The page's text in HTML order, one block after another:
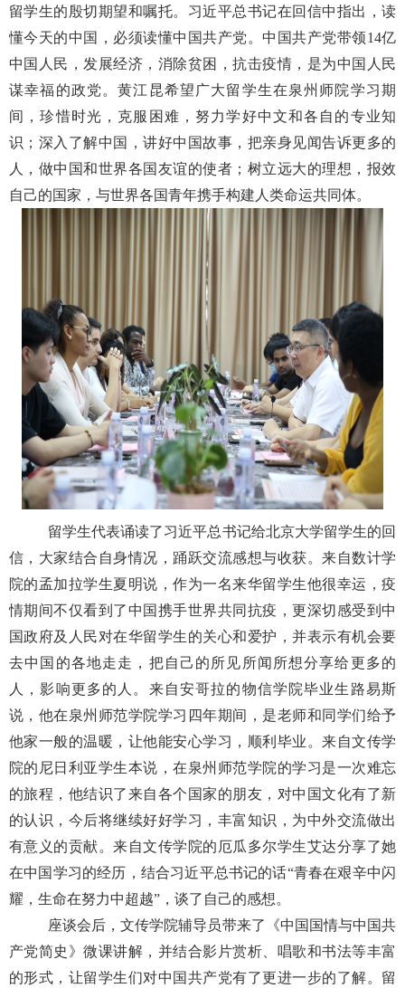
留学生的殷切期望和嘱托。习近平总书记在回信中指出，读
懂今天的中国，必须读懂中国共产党。中国共产党带领14亿
中国人民，发展经济，消除贫困，抗击疫情，是为中国人民
谋幸福的政党。黄江昆希望广大留学生在泉州师院学习期
间，珍惜时光，克服困难，努力学好中文和各自的专业知
识；深入了解中国，讲好中国故事，把亲身见闻告诉更多的
人，做中国和世界各国友谊的使者；树立远大的理想，报效
自己的国家，与世界各国青年携手构建人类命运共同体。
留学生代表诵读了习近平总书记给北京大学留学生的回
信，大家结合自身情况，踊跃交流感想与收获。来自数计学
院的孟加拉学生夏明说，作为一名来华留学生他很幸运，疫
情期间不仅看到了中国携手世界共同抗疫，更深切感受到中
国政府及人民对在华留学生的关心和爱护，并表示有机会要
去中国的各地走走，把自己的所见所闻所想分享给更多的
人，影响更多的人。来自安哥拉的物信学院毕业生路易斯
说，他在泉州师范学院学习四年期间，是老师和同学们给予
他家一般的温暖，让他能安心学习，顺利毕业。来自文传学
院的尼日利亚学生本说，在泉州师范学院的学习是一次难忘
的旅程，他结识了来自各个国家的朋友，对中国文化有了新
的认识，今后将继续好好学习，丰富知识，为中外交流做出
有意义的贡献。来自文传学院的厄瓜多尔学生艾达分享了她
在中国学习的经历，结合习近平总书记的话“青春在艰辛中闪
耀，生命在努力中超越”，谈了自己的感想。
座谈会后，文传学院辅导员带来了《中国国情与中国共
产党简史》微课讲解，并结合影片赏析、唱歌和书法等丰富
的形式，让留学生们对中国共产党有了更进一步的了解。留